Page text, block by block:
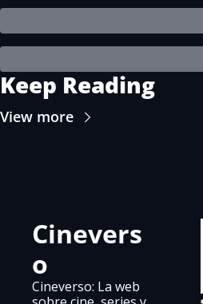
Keep Reading
View more
Cinevers
o
Cineverso: La web